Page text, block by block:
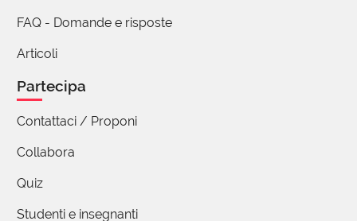
2 reazioni
FAQ - Domande e risposte
Articoli
Partecipa
Contattaci / Proponi
Collabora
Quiz
Studenti e insegnanti